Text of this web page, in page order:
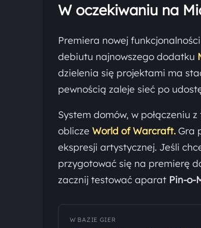
W oczekiwaniu na
Premiera nowej
debiutu najnowszego dodatku
dzielenia się projektami ma
pewnością zaleje sieć po
System domów, w połączeniu
oblicze World of Warcraft. Gra
ekspresji artystycznej. Jeśli
przygotować się na premierę
zacznij testować aparat Pin-o-
W BAZIE GIER